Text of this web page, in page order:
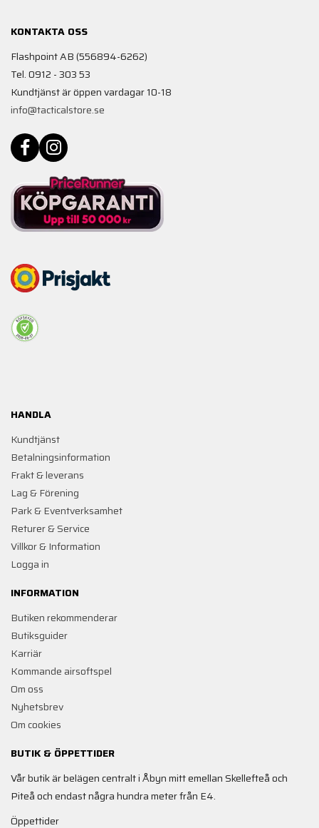
KONTAKTA OSS
Flashpoint AB (556894-6262)
Tel. 0912 - 303 53
Kundtjänst är öppen vardagar 10-18
info@tacticalstore.se
HANDLA
Kundtjänst
Betalningsinformation
Frakt & leverans
Lag & Förening
Park & Eventverksamhet
Returer & Service
Villkor & Information
Logga in
INFORMATION
Butiken rekommenderar
Butiksguider
Karriär
Kommande airsoftspel
Om oss
Nyhetsbrev
Om cookies
BUTIK & ÖPPETTIDER
Vår butik är belägen centralt i Åbyn mitt emellan Skellefteå och
Piteå och endast några hundra meter från E4.
Öppettider